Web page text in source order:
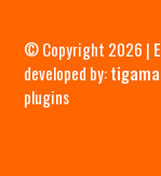
© Copyright 2026 |
developed by:
plugins